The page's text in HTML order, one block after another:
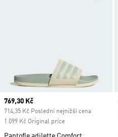
Current price
769,30 Kč
714,35 Kč Poslední nejnižší cena
1 099 Kč Original price